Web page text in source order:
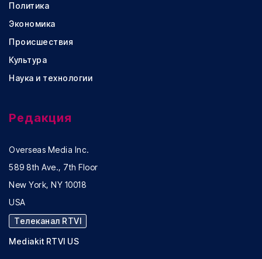
Политика
Экономика
Происшествия
Культура
Наука и технологии
Редакция
Overseas Media Inc.
589 8th Ave., 7th Floor
New York, NY 10018
USA
Телеканал RTVI
Mediakit RTVI US